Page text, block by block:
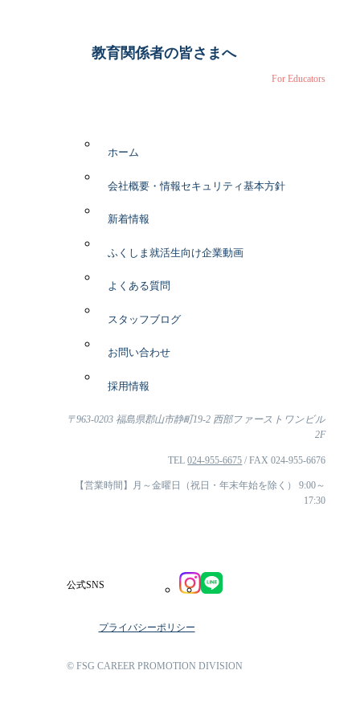
教育関係者の皆さまへ
For Educators
ホーム
会社概要・情報セキュリティ基本方針
新着情報
ふくしま就活生向け企業動画
よくある質問
スタッフブログ
お問い合わせ
採用情報
〒963-0203 福島県郡山市静町19-2 西部ファーストワンビル
2F
TEL024-955-6675 / FAX 024-955-6676
【営業時間】月～金曜日（祝日・年末年始を除く） 9:00～
17:30
公式SNS
プライバシーポリシー
© FSG CAREER PROMOTION DIVISION